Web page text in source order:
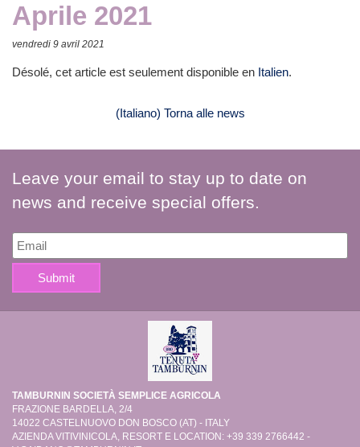
Aprile 2021
vendredi 9 avril 2021
Désolé, cet article est seulement disponible en Italien.
(Italiano) Torna alle news
Leave your email to stay up to date on
news and receive special offers.
TAMBURNIN SOCIETÀ SEMPLICE AGRICOLA
FRAZIONE BARDELLA, 2/4
14022 CASTELNUOVO DON BOSCO (AT) - ITALY
AZIENDA VITIVINICOLA, RESORT E LOCATION: +39 339 2766442 -